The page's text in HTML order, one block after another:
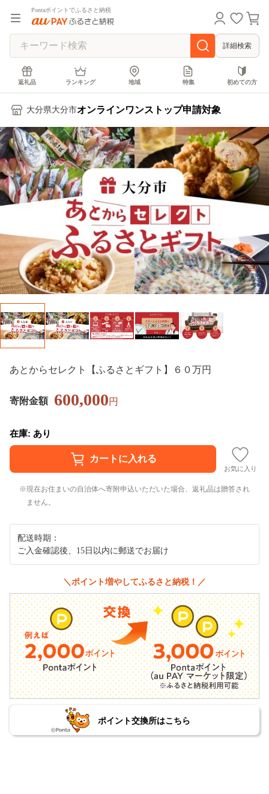
Pontaポイントでふるさと納税
詳細検索
返礼品 ランキング 地域 特集 初めての方
大分県大分市オンラインワンストップ申請対象
あとからセレクト【ふるさとギフト】６０万円
寄附金額 600,000円
在庫: あり
お気に入り
現在お住まいの自治体へ寄附申込いただいた場合、返礼品は贈答され
ません。
配送時期：
ご入金確認後、15日以内に郵送でお届け
＼ポイント増やしてふるさと納税！／
ポイント交換所はこちら